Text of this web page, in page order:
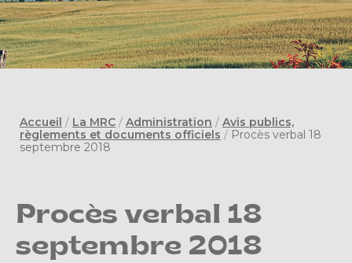
Accueil / La MRC / Administration / Avis publics,
règlements et documents officiels / Procès verbal 18
septembre 2018
Procès verbal 18
septembre 2018